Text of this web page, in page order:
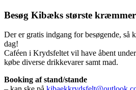
Besøg Kibæks største
Der er gratis indgang for besøgende, så
dag!
Caféen i Krydsfeltet vil have åbent
købe diverse drikkevarer samt mad.
Booking af stand/stande